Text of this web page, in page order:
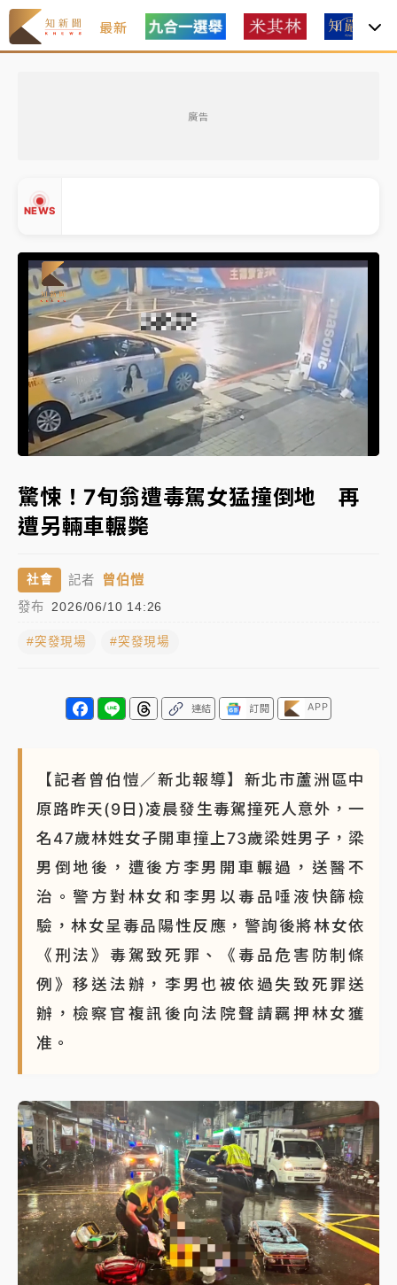
最新
廣告
NEWS
中信慈善基金會想增加董事人數！辜仲諒向法院聲請遭
駁 理由曝光
故宮《龍藏經》特展第2檔！今線上預約開賣一度塞車
周六起展出延長至晚上7時
台東農業處長涉圖利渡假村！東檢抗告成功 今重開羈
押庭
父親節泡湯了！中颱白海豚雨彈轟3天 「紅到發紫」降
雨熱區曝
女律師陳昱瑄詐慈濟10億！黃金158kg遭查扣畫面曝光
旅局回應了
中信慈善基金會想增加董事人數！辜仲諒向法院聲請遭
故宮《龍藏經》特展第2檔！今線上預約開賣一度塞車
周六起展出延長至晚上7時
台東農業處長涉圖利渡假村！東檢抗告成功 今重開羈
父親節泡湯了！中颱白海豚雨彈轟3天 「紅到發紫」降
雨熱區曝
▲
▼
Unmute Loaded:
100.00%
驚悚！7旬翁遭毒駕女猛撞倒地 再
遭另輛車輾斃
社會 記者 曾伯愷
發布 2026/06/10 14:26
#突發現場 #突發現場
連結 訂閱 APP
【記者曾伯愷／新北報導】新北市蘆洲區中
原路昨天(9日)凌晨發生毒駕撞死人意外，一
名47歲林姓女子開車撞上73歲梁姓男子，梁
男倒地後，遭後方李男開車輾過，送醫不
治。警方對林女和李男以毒品唾液快篩檢
驗，林女呈毒品陽性反應，警詢後將林女依
《刑法》毒駕致死罪、《毒品危害防制條
例》移送法辦，李男也被依過失致死罪送
辦，檢察官複訊後向法院聲請羈押林女獲
准。